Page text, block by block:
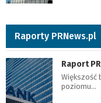
Raporty PRNews.pl
Raport
Większość
poziomu…